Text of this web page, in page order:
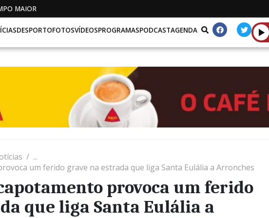
MAIOR
DESPORTOFOTOSVÍDEOSPROGRAMASPODCASTAGENDA
...
um ferido grave na estrada que liga Santa Eulália a Arronches
provoca um ferido
que liga Santa Eulália a